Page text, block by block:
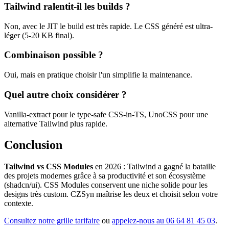
Tailwind ralentit-il les builds ?
Non, avec le JIT le build est très rapide. Le CSS généré est ultra-
léger (5-20 KB final).
Combinaison possible ?
Oui, mais en pratique choisir l'un simplifie la maintenance.
Quel autre choix considérer ?
Vanilla-extract pour le type-safe CSS-in-TS, UnoCSS pour une
alternative Tailwind plus rapide.
Conclusion
Tailwind vs CSS Modules en 2026 : Tailwind a gagné la bataille
des projets modernes grâce à sa productivité et son écosystème
(shadcn/ui). CSS Modules conservent une niche solide pour les
designs très custom. CZSyn maîtrise les deux et choisit selon votre
contexte.
Consultez notre grille tarifaire ou appelez-nous au 06 64 81 45 03.